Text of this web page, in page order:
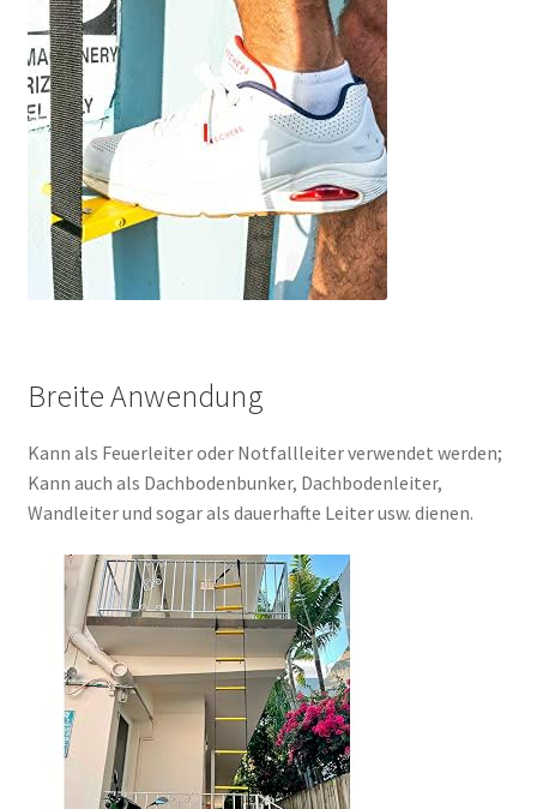
Breite Anwendung
Kann als Feuerleiter oder Notfallleiter verwendet werden;
Kann auch als Dachbodenbunker, Dachbodenleiter,
Wandleiter und sogar als dauerhafte Leiter usw. dienen.